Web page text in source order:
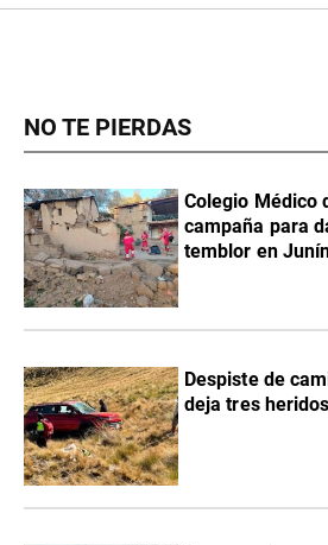
NO TE PIERDAS
Colegio Médico
campaña para
temblor en
Despiste de
deja tres